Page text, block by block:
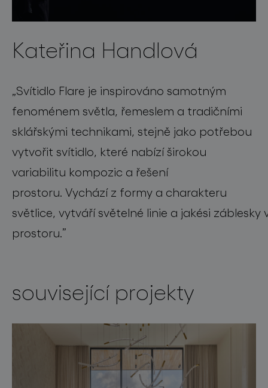
Kateřina Handlová
Svítidlo Flare je inspirováno samotným
fenoménem světla, řemeslem a tradičními
sklářskými technikami, stejně jako potřebou
vytvořit svítidlo , které nabízí širokou
variabilitu kompozic a řešení
prostoru. Vycházíz formy a charakteru
světlice, vytvářísvětelné linie a jakési záblesky
prostoru ”
související projekty